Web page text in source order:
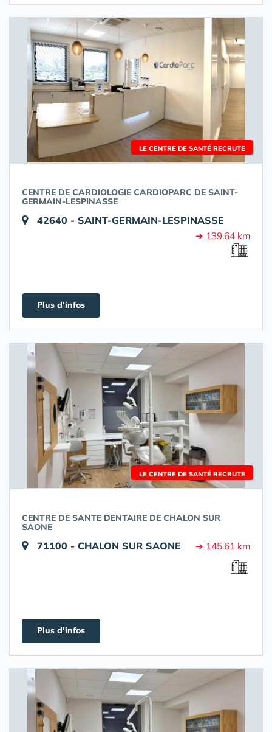
LE CENTRE DE SANTÉ RECRUTE
CENTRE DE CARDIOLOGIE CARDIOPARC DE SAINT-
GERMAIN-LESPINASSE
42640 - SAINT-GERMAIN-LESPINASSE
➔ 139.64 km
Plus d'infos
LE CENTRE DE SANTÉ RECRUTE
CENTRE DE SANTE DENTAIRE DE CHALON SUR
SAONE
71100 - CHALON SUR SAONE ➔ 145.61 km
Plus d'infos